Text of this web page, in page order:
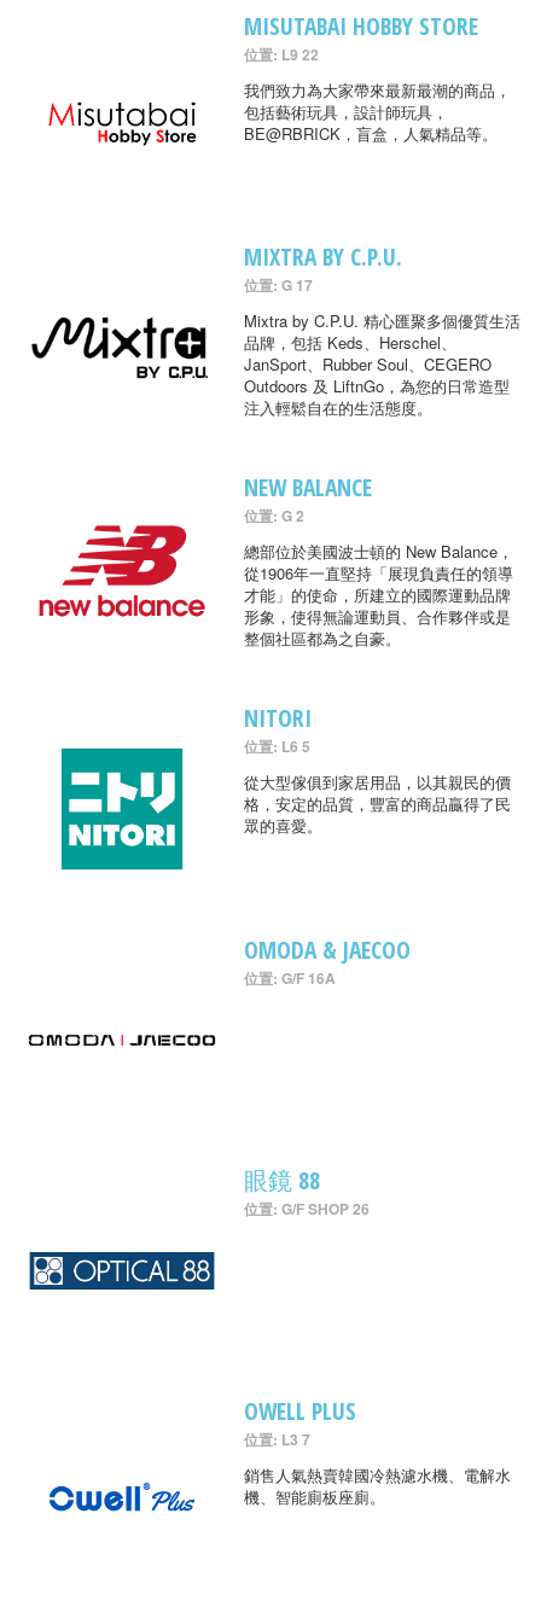
MISUTABAI HOBBY STORE
位置: L9 22
我們致力為大家帶來最新最潮的商品，
包括藝術玩具，設計師玩具，
BE@RBRICK，盲盒，人氣精品等。
MIXTRA BY C.P.U.
位置: G 17
Mixtra by C.P.U. 精心匯聚多個優質生活
品牌，包括 Keds、Herschel、
JanSport、Rubber Soul、CEGERO
Outdoors 及 LiftnGo，為您的日常造型
注入輕鬆自在的生活態度。
NEW BALANCE
位置: G 2
總部位於美國波士頓的 New Balance，
從1906年一直堅持「展現負責任的領導
才能」的使命，所建立的國際運動品牌
形象，使得無論運動員、合作夥伴或是
整個社區都為之自豪。
NITORI
位置: L6 5
從大型傢俱到家居用品，以其親民的價
格，安定的品質，豐富的商品贏得了民
眾的喜愛。
OMODA & JAECOO
位置: G/F 16A
眼鏡 88
位置: G/F SHOP 26
OWELL PLUS
位置: L3 7
銷售人氣熱賣韓國冷熱濾水機、電解水
機、智能廁板座廁。